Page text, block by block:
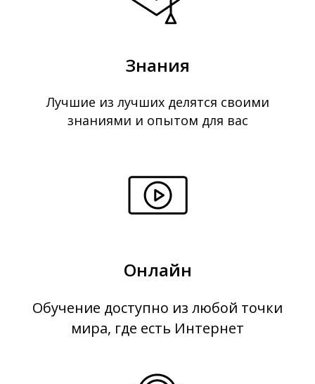
Знания
Лучшие из лучших делятся своими
знаниями и опытом для вас
Онлайн
Обучение доступно из любой точки
мира, где есть Интернет